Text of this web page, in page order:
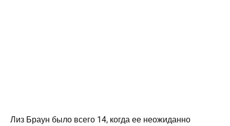
Лиз Браун было всего 14, когда ее неожиданно